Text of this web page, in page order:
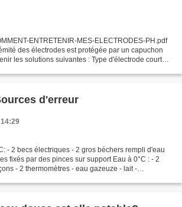
ENTRETENIR-MES-ELECTRODES-PH.pdf
des électrodes est protégée par un capuchon
les solutions suivantes : Type d'électrode court
d'erreur
- 2 becs électriques - 2 gros béchers rempli d'eau
fixés par des pinces sur support Eau à 0°C : - 2
- 2 thermomètres - eau gazeuze - lait -